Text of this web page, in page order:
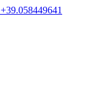
+39.058449641